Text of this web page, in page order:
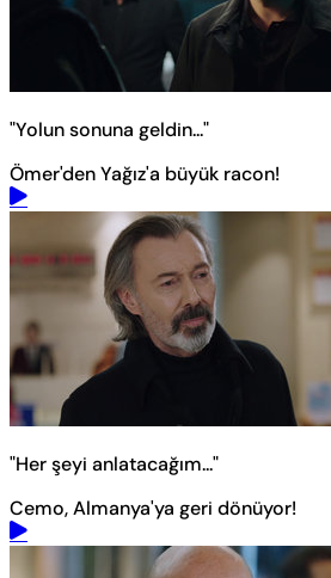
"Yolun sonuna geldin..."
Ömer'den Yağız'a büyük racon!
"Her şeyi anlatacağım..."
Cemo, Almanya'ya geri dönüyor!